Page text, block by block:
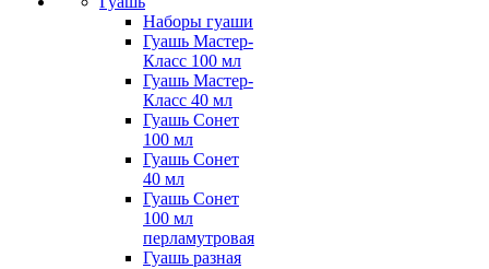
Наборы гуаши
Гуашь Мастер-
Класс 100 мл
Гуашь Мастер-
Класс 40 мл
Гуашь Сонет
100 мл
Гуашь Сонет
40 мл
Гуашь Сонет
100 мл
перламутровая
Гуашь разная